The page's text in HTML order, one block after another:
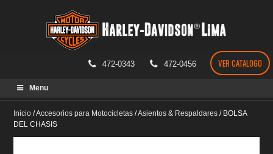
472-0343 472-0456 VER CATALOGO
Menu
Inicio /Accesorios para Motocicletas /Asientos & Respaldares / BOLSA
DEL CHASIS